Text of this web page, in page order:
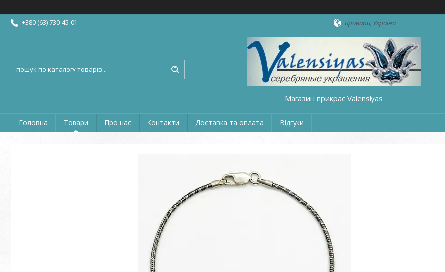
+380 (63) 730-45-01 Бровари, Україна
Магазин прикрас Valensiyas
Головна Товари Про нас Контакти Доставка та оплата Відгуки